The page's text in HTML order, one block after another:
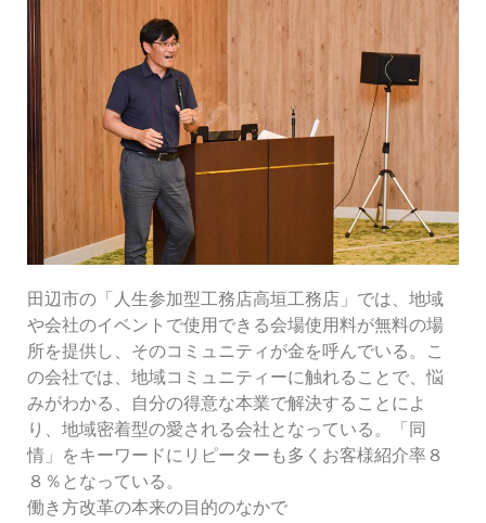
田辺市の「人生参加型工務店高垣工務店」では、地域
や会社のイベントで使用できる会場使用料が無料の場
所を提供し、そのコミュニティが金を呼んでいる。こ
の会社では、地域コミュニティーに触れることで、悩
みがわかる、自分の得意な本業で解決することによ
り、地域密着型の愛される会社となっている。「同
情」をキーワードにリピーターも多くお客様紹介率８
８％となっている。
働き方改革の本来の目的のなかで